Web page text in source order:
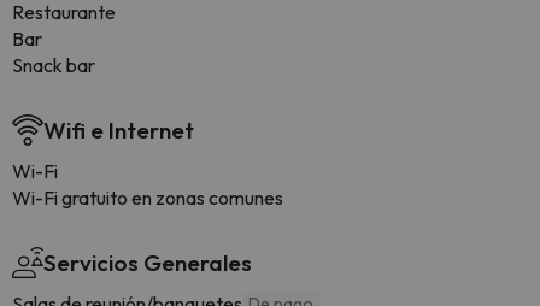
Restaurante
Bar
Snack bar
Wifi e Internet
Wi-Fi
Wi-Fi gratuito en zonas comunes
Servicios Generales